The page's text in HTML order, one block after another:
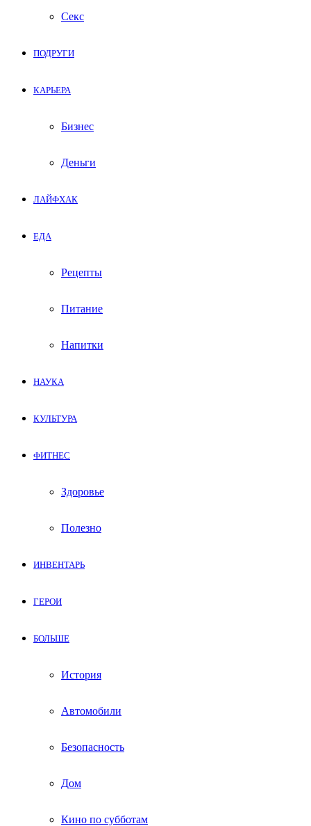
Секс
ПОДРУГИ
КАРЬЕРА
Бизнес
Деньги
ЛАЙФХАК
ЕДА
Рецепты
Питание
Напитки
НАУКА
КУЛЬТУРА
ФИТНЕС
Здоровье
Полезно
ИНВЕНТАРЬ
ГЕРОИ
БОЛЬШЕ
История
Автомобили
Безопасность
Дом
Кино по субботам